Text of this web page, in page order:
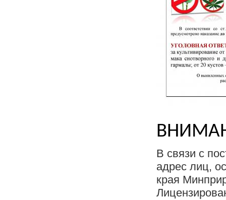
В связи с
адрес лиц,
края